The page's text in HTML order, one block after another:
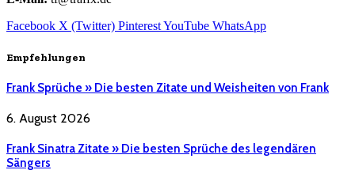
Facebook X (Twitter) PinterestYouTube WhatsApp
Empfehlungen
Frank Sprüche » Die besten Zitate und Weisheiten von Frank
6. August 2026
Frank Sinatra Zitate » Die besten Sprüche des legendären
Sängers